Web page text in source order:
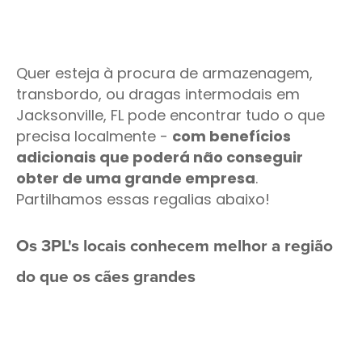
Quer esteja à procura de armazenagem,
transbordo, ou dragas intermodais em
Jacksonville, FL pode encontrar tudo o que
precisa localmente - com benefícios
adicionais que poderá não conseguir
obter de uma grande empresa.
Partilhamos essas regalias abaixo!
Os 3PL's locais conhecem melhor a região
do que os cães grandes